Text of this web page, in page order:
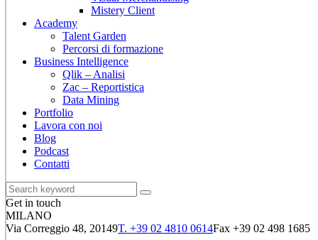
Mistery Client
Academy
Talent Garden
Percorsi di formazione
Business Intelligence
Qlik – Analisi
Zac – Reportistica
Data Mining
Portfolio
Lavora con noi
Blog
Podcast
Contatti
Get in touch
MILANO
Via Correggio 48, 20149T. +39 02 4810 0614Fax +39 02 498 1685